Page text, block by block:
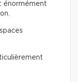
énormément